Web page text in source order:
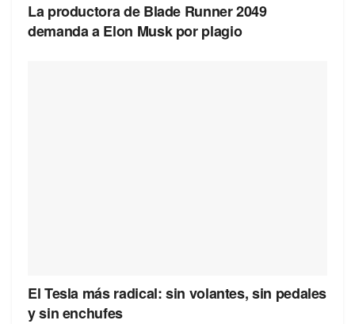
La productora de Blade Runner 2049
demanda a Elon Musk por plagio
El Tesla más radical: sin volantes, sin pedales
y sin enchufes